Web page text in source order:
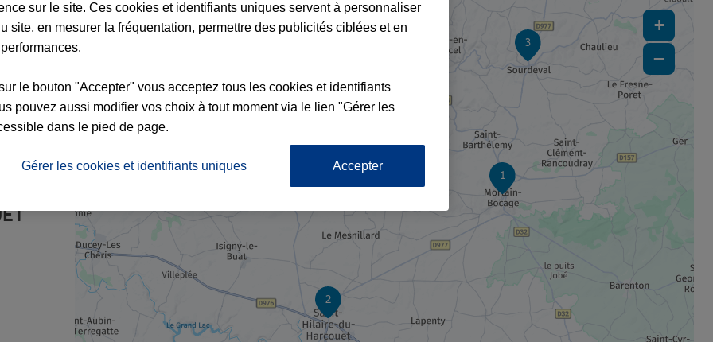
3
2
1
+
−
sur le site. Ces cookies et identifiants uniques servent à personnaliser
site, en mesurer la fréquentation, permettre des publicités ciblées et en
le bouton "Accepter" vous acceptez tous les cookies et identifiants
pouvez aussi modifier vos choix à tout moment via le lien "Gérer les
dans le pied de page.
Gérer les cookies et identifiants uniques Accepter